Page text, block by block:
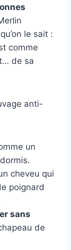
le sait :
comme
de sa
anti-
un
cheveu qui
poignard
sans
de